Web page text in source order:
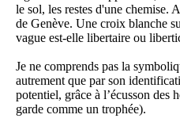
le sol, les restes d'une chemise.
de Genève. Une croix blanche
vague est-elle libertaire ou
Je ne comprends pas la
autrement que par son
potentiel, grâce à l’écusson des
garde comme un trophée).